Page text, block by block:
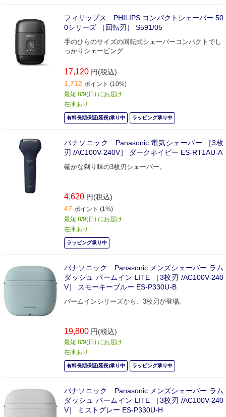
フィリップス PHILIPS コンパクトシェーバー 50
0シリーズ ［回転刃］ S591/05
手のひらのサイズの回転式シェーバーコンパクトでし
っかりシェービング
17,120 円(税込)
1,712 ポイント (10%)
最短 8/9(日) にお届け
在庫あり
有料長期保証(延長)承り中 ラッピング承り中
パナソニック Panasonic 電気シェーバー ［3枚
刃 /AC100V-240V］ ダークネイビー ES-RT1AU-A
確かな剃り味の3枚刃シェーバー。
4,620 円(税込)
47 ポイント (1%)
最短 8/9(日) にお届け
在庫あり
ラッピング承り中
パナソニック Panasonic メンズシェーバー ラム
ダッシュ パームイン LITE ［3枚刃 /AC100V-240
V］ スモーキーブルー ES-P330U-B
パームインシリーズから、3枚刃が登場。
19,800 円(税込)
最短 8/9(日) にお届け
在庫あり
有料長期保証(延長)承り中 ラッピング承り中
パナソニック Panasonic メンズシェーバー ラム
ダッシュ パームイン LITE ［3枚刃 /AC100V-240
V］ ミストグレー ES-P330U-H